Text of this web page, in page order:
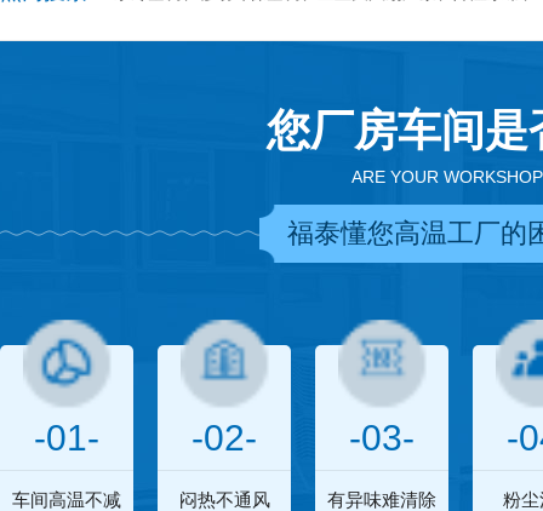
您厂房车间
ARE YOUR
福泰懂您高温工厂的
-01-
车间高温不减
-02-
闷热不通风
-03-
有异味难清除
-
粉尘